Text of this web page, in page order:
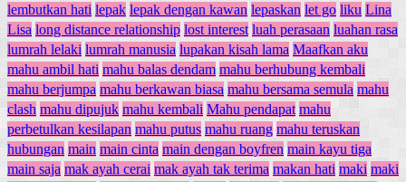
lembutkan hati lepak lepak dengan kawan lepaskan let go liku Lina
Lisa long distance relationship lost interest luah perasaan luahan rasa
lumrah lelaki lumrah manusia lupakan kisah lama Maafkan aku
mahu ambil hati mahu balas dendam mahu berhubung kembali
mahu berjumpa mahu berkawan biasa mahu bersama semula mahu
clash mahu dipujuk mahu kembali Mahu pendapat mahu
perbetulkan kesilapan mahu putus mahu ruang mahu teruskan
hubungan main main cinta main dengan boyfren main kayu tiga
main saja mak ayah cerai mak ayah tak terima makan hati maki maki